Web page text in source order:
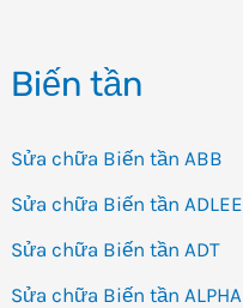
Biến tần
Sửa chữa Biến tần ABB
Sửa chữa Biến tần ADLEE
Sửa chữa Biến tần ADT
Sửa chữa Biến tần ALPHA